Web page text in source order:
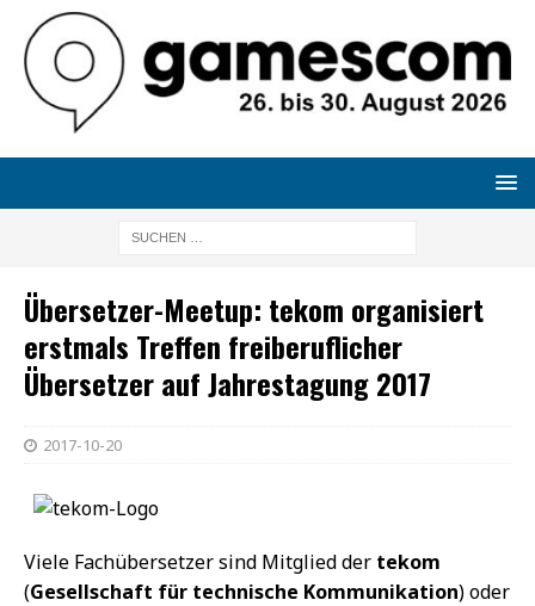
Übersetzer-Meetup: tekom organisiert
erstmals Treffen freiberuflicher
Übersetzer auf Jahrestagung 2017
2017-10-20
Viele Fachübersetzer sind Mitglied der tekom
(Gesellschaft für technische Kommunikation) oder